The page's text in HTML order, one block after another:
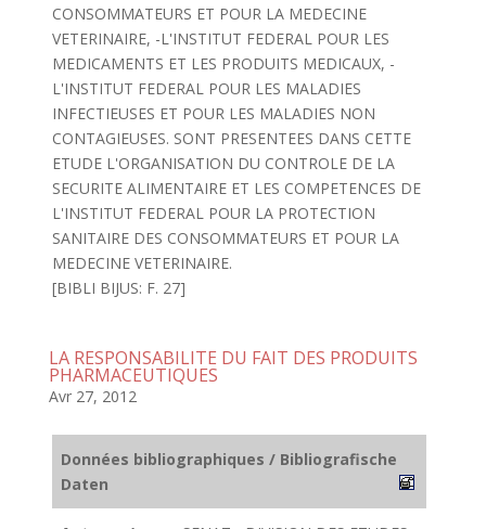
CONSOMMATEURS ET POUR LA MEDECINE
VETERINAIRE, -L'INSTITUT FEDERAL POUR LES
MEDICAMENTS ET LES PRODUITS MEDICAUX, -
L'INSTITUT FEDERAL POUR LES MALADIES
INFECTIEUSES ET POUR LES MALADIES NON
CONTAGIEUSES. SONT PRESENTEES DANS CETTE
ETUDE L'ORGANISATION DU CONTROLE DE LA
SECURITE ALIMENTAIRE ET LES COMPETENCES DE
L'INSTITUT FEDERAL POUR LA PROTECTION
SANITAIRE DES CONSOMMATEURS ET POUR LA
MEDECINE VETERINAIRE.
[BIBLI BIJUS: F. 27]
LA RESPONSABILITE DU FAIT DES PRODUITS
PHARMACEUTIQUES
Avr 27, 2012
Données bibliographiques / Bibliografische
Daten